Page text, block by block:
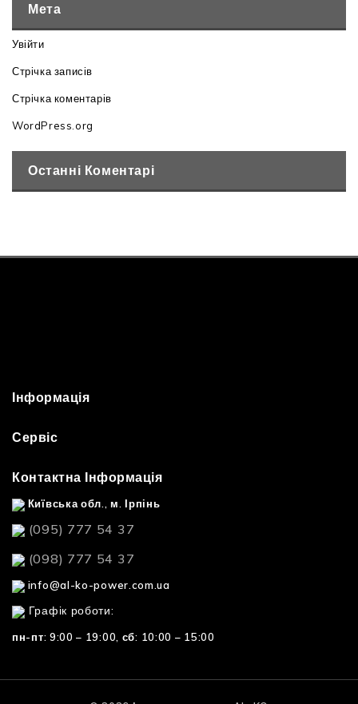
Мета
Увійти
Стрічка записів
Стрічка коментарів
WordPress.org
Останні Коментарі
Інформація
Сервіс
Контактна Інформація
Київська обл., м. Ірпінь
(095) 777 54 37
(098) 777 54 37
info@al-ko-power.com.ua
Графік роботи:
пн-пт: 9:00 – 19:00, сб: 10:00 – 15:00